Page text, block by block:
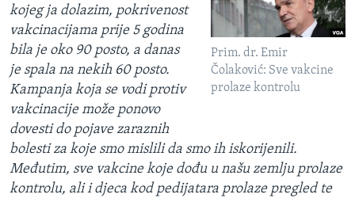
Prim. dr. Emir
Čolaković: Sve vakcine
prolaze kontrolu
kojeg ja dolazim, pokrivenost
vakcinacijama prije 5 godina
bila je oko 90 posto, a danas
je spala na nekih 60 posto.
Kampanja koja se vodi protiv
vakcinacije može ponovo
dovesti do pojave zaraznih
bolesti za koje smo mislili da smo ih iskorijenili.
Međutim, sve vakcine koje dođu u našu zemlju prolaze
kontrolu, ali i djeca kod pedijatara prolaze pregled te